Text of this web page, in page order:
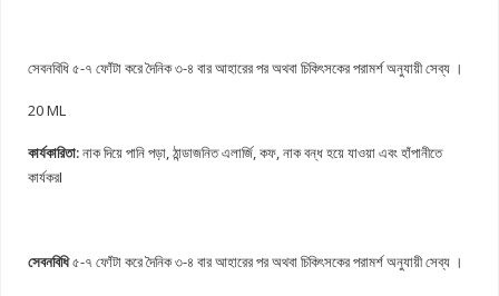
সেবনবিধি ৫-৭ ফোঁটা করে দৈনিক ৩-৪ বার আহারের পর অথবা চিকিৎসকের পরামর্শ অনুযায়ী সেব্য ।
20 ML
কার্যকারিতা:নাক দিয়ে পানি পড়া, ঠান্ডাজনিত এলার্জি, কফ, নাক বন্ধ হয়ে যাওয়া এবং হাঁপানীতে
কার্যকরI
সেবনবিধি৫-৭ ফোঁটা করে দৈনিক ৩-৪ বার আহারের পর অথবা চিকিৎসকের পরামর্শ অনুযায়ী সেব্য ।